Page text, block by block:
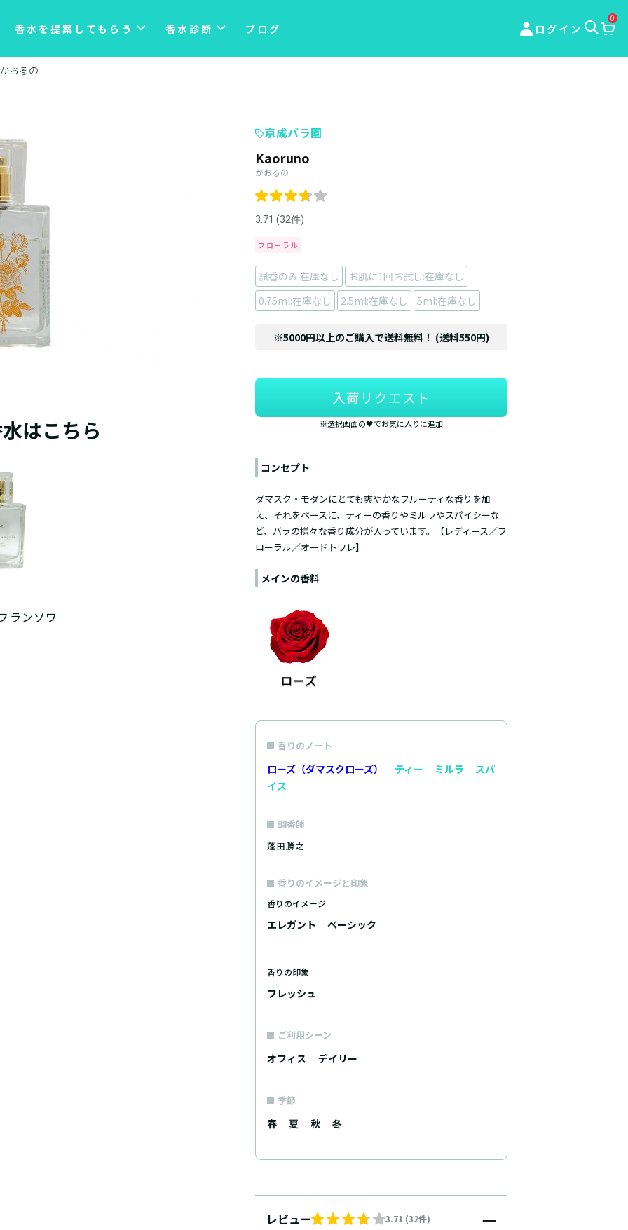
香水を提案してもらう 香水診断 ブログ ログイン
0
かおるの
京成バラ園
Kaoruno
かおるの
3.71 (32件)
フローラル
試香のみ:在庫なし
お肌に1回お試し:在庫なし
0.75ml:在庫なし
2.5ml:在庫なし 5ml:在庫なし
※5000円以上のご購入で送料無料！ (送料550円)
入荷リクエスト
※選択画面の🖤でお気に入りに追加
コンセプト
ダマスク・モダンにとても爽やかなフルーティな香りを加
え、それをベースに、ティーの香りやミルラやスパイシーな
ど、バラの様々な香り成分が入っています。【レディース／フ
ローラル／オードトワレ】
メインの香料
香りのノート
ローズ（ダマスクローズ） ティー ミルラ
スパ
イス
調香師
蓬田勝之
香りのイメージと印象
香りのイメージ
エレガント ベーシック
香りの印象
フレッシュ
ご利用シーン
オフィス デイリー
季節
春 夏 秋 冬
レビュー 3.71 (32件)
はこちら
ランソワ